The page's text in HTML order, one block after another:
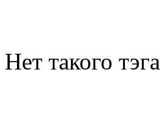
Нет такого тэга